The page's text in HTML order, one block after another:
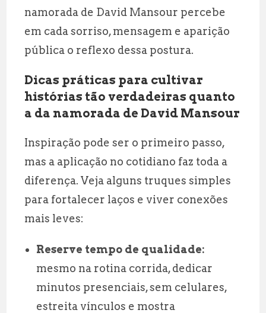
namorada de David Mansour percebe
em cada sorriso, mensagem e aparição
pública o reflexo dessa postura.
Dicas práticas para cultivar
histórias tão verdadeiras quanto
a da namorada de David Mansour
Inspiração pode ser o primeiro passo,
mas a aplicação no cotidiano faz toda a
diferença. Veja alguns truques simples
para fortalecer laços e viver conexões
mais leves:
Reserve tempo de qualidade:
mesmo na rotina corrida, dedicar
minutos presenciais, sem celulares,
estreita vínculos e mostra